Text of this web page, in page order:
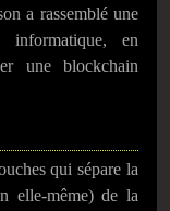
a rassemblé une
informatique, en
une blockchain
qui sépare la
elle-même) de la